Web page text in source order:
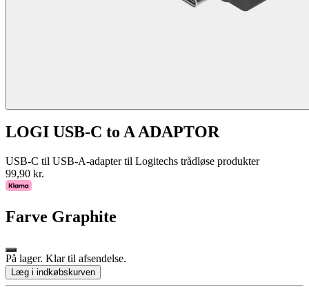
LOGI USB-C to A ADAPTOR
USB-C til USB-A-adapter til Logitechs trådløse produkter
99,90 kr.
Farve Graphite
På lager. Klar til afsendelse.
Læg i indkøbskurven